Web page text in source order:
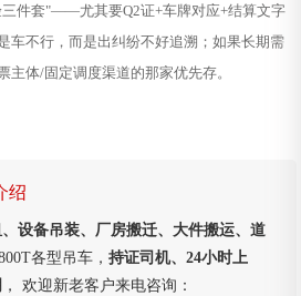
件套"——尤其要Q2证+车牌对应+结算文字
车不行，而是出纠纷不好追溯；如果长期需
主体/固定调度渠道的那家优先存。
绍
设备吊装、厂房搬迁、大件搬运、道
各型吊车，持证司机、24小时上
， 欢迎新老客户来电咨询：